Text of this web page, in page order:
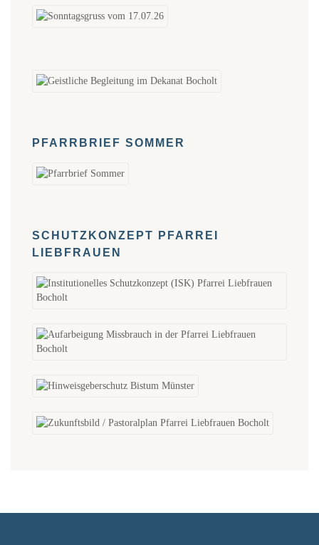
PFARRBRIEF SOMMER
SCHUTZKONZEPT PFARREI
LIEBFRAUEN